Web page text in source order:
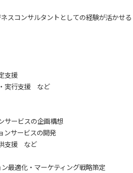
スコンサルタントとしての経験が活かせる
支援
実行支援 など
サービスの企画構想
ンサービスの開発
支援 など
最適化・マーケティング戦略策定